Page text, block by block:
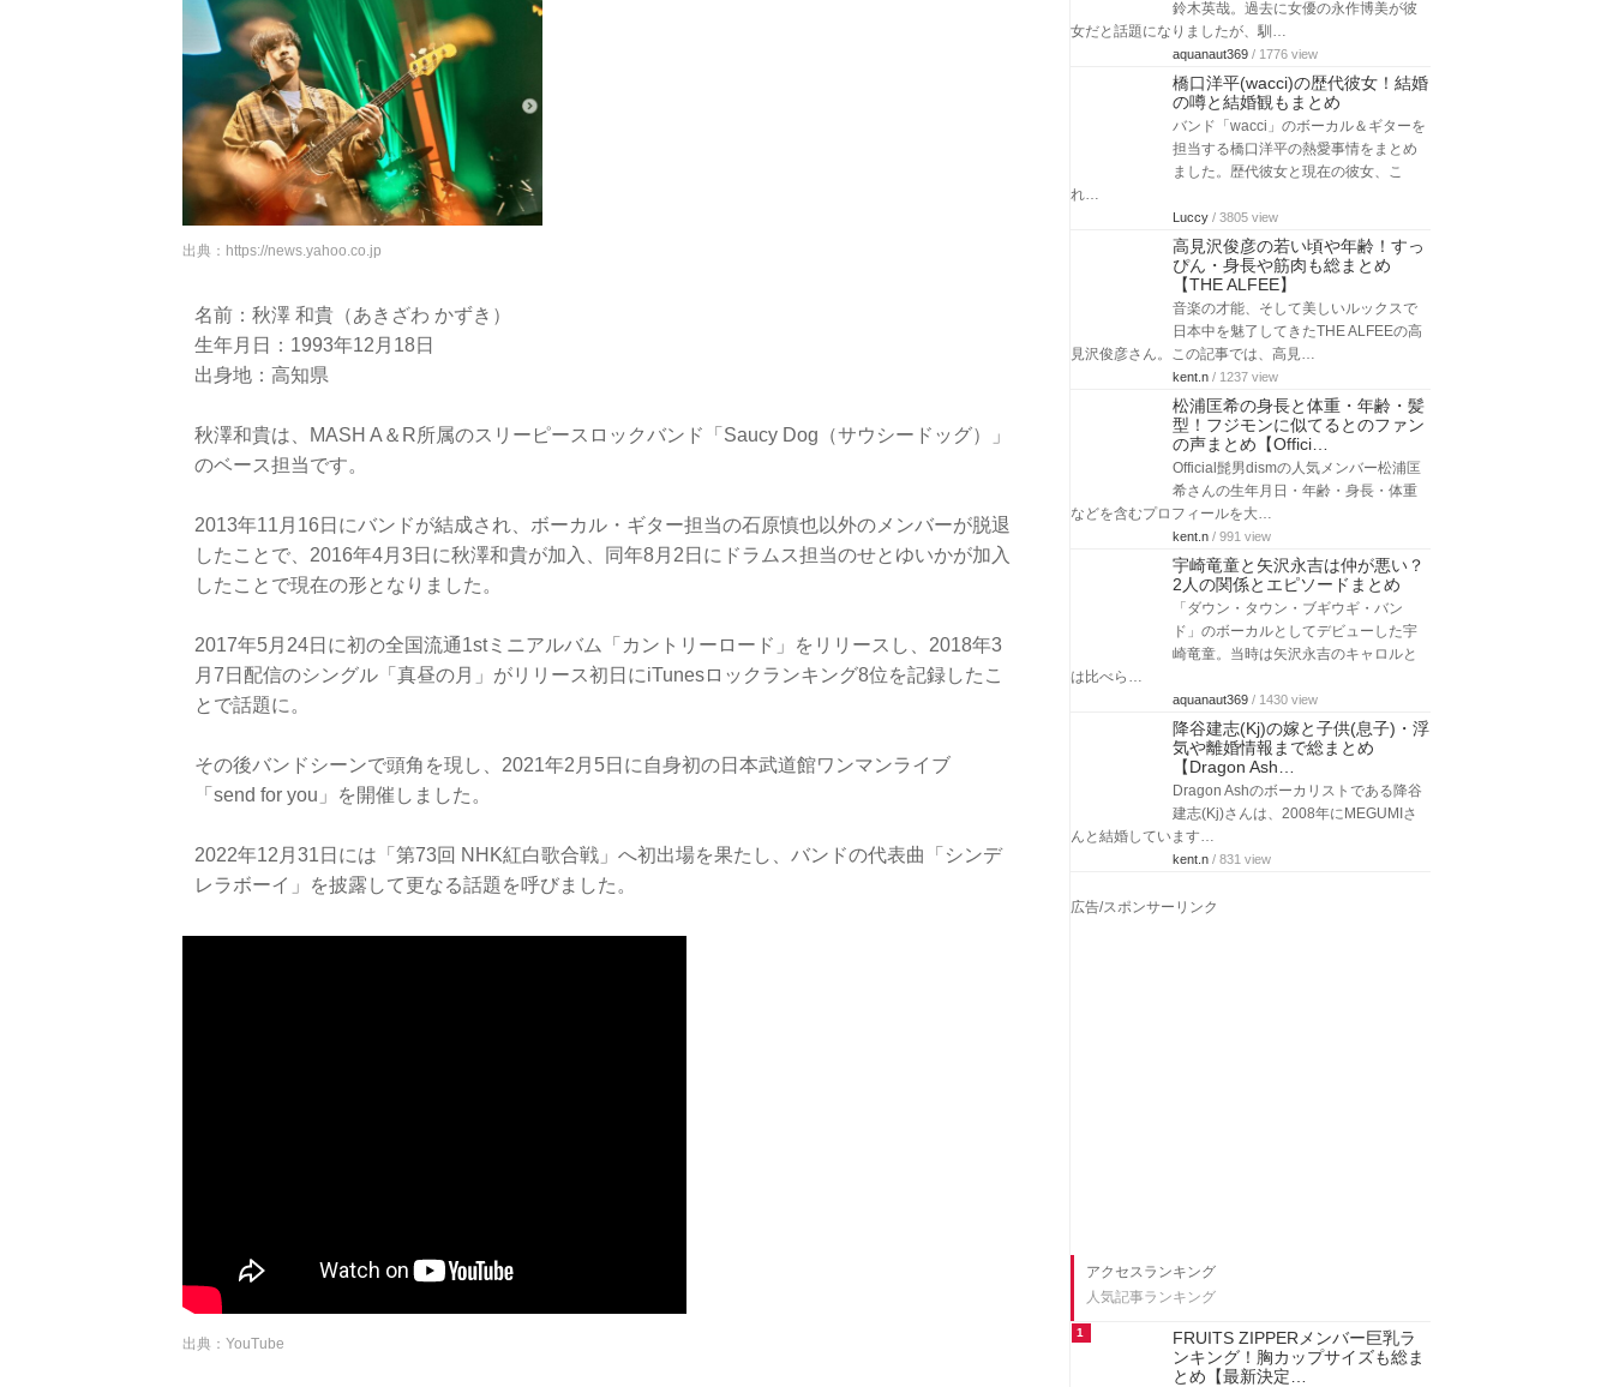
出典： https://news.yahoo.co.jp
名前：秋澤 和貴（あきざわ かずき）
生年月日：1993年12月18日
出身地：高知県
秋澤和貴は、MASH A＆R所属のスリーピースロックバンド「Saucy Dog（サウシードッグ）」
のベース担当です。
2013年11月16日にバンドが結成され、ボーカル・ギター担当の石原慎也以外のメンバーが脱退
したことで、2016年4月3日に秋澤和貴が加入、同年8月2日にドラムス担当のせとゆいかが加入
したことで現在の形となりました。
2017年5月24日に初の全国流通1stミニアルバム「カントリーロード」をリリースし、2018年3
月7日配信のシングル「真昼の月」がリリース初日にiTunesロックランキング8位を記録したこ
とで話題に。
その後バンドシーンで頭角を現し、2021年2月5日に自身初の日本武道館ワンマンライブ
「send for you」を開催しました。
2022年12月31日には「第73回 NHK紅白歌合戦」へ初出場を果たし、バンドの代表曲「シンデ
レラボーイ」を披露して更なる話題を呼びました。
出典：YouTube
鈴木英哉。過去に女優の永作博美が彼
女だと話題になりましたが、馴…
aquanaut369 / 1776 view
橋口洋平(wacci)の歴代彼女！結婚
の噂と結婚観もまとめ
バンド「wacci」のボーカル＆ギターを
担当する橋口洋平の熱愛事情をまとめ
ました。歴代彼女と現在の彼女、こ
れ…
Luccy / 3805 view
高見沢俊彦の若い頃や年齢！すっ
ぴん・身長や筋肉も総まとめ
【THE ALFEE】
音楽の才能、そして美しいルックスで
日本中を魅了してきたTHE ALFEEの高
見沢俊彦さん。この記事では、高見…
kent.n / 1237 view
松浦匡希の身長と体重・年齢・髪
型！フジモンに似てるとのファン
の声まとめ【Offici…
Official髭男dismの人気メンバー松浦匡
希さんの生年月日・年齢・身長・体重
などを含むプロフィールを大…
kent.n / 991 view
宇崎竜童と矢沢永吉は仲が悪い？
2人の関係とエピソードまとめ
「ダウン・タウン・ブギウギ・バン
ド」のボーカルとしてデビューした宇
崎竜童。当時は矢沢永吉のキャロルと
は比べら…
aquanaut369 / 1430 view
降谷建志(Kj)の嫁と子供(息子)・浮
気や離婚情報まで総まとめ
【Dragon Ash…
Dragon Ashのボーカリストである降谷
建志(Kj)さんは、2008年にMEGUMIさ
んと結婚しています…
kent.n / 831 view
広告/スポンサーリンク
アクセスランキング
人気記事ランキング
1
FRUITS ZIPPERメンバー巨乳ラ
ンキング！胸カップサイズも総ま
とめ【最新決定…